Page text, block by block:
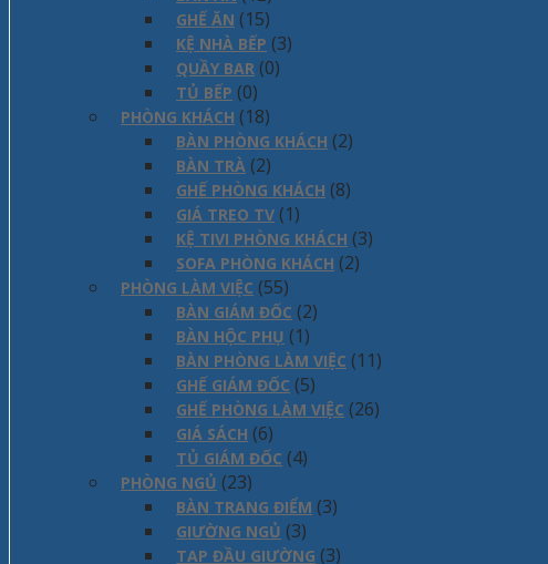
GHẾ ĂN (15)
KỆ NHÀ BẾP (3)
QUẦY BAR (0)
TỦ BẾP (0)
PHÒNG KHÁCH (18)
BÀN PHÒNG KHÁCH (2)
BÀN TRÀ (2)
GHẾ PHÒNG KHÁCH (8)
GIÁ TREO TV (1)
KỆ TIVI PHÒNG KHÁCH (3)
SOFA PHÒNG KHÁCH (2)
PHÒNG LÀM VIỆC (55)
BÀN GIÁM ĐỐC (2)
BÀN HỘC PHỤ (1)
BÀN PHÒNG LÀM VIỆC (11)
GHẾ GIÁM ĐỐC (5)
GHẾ PHÒNG LÀM VIỆC (26)
GIÁ SÁCH (6)
TỦ GIÁM ĐỐC (4)
PHÒNG NGỦ (23)
BÀN TRANG ĐIỂM (3)
GIƯỜNG NGỦ (3)
TAP ĐẦU GIƯỜNG (3)